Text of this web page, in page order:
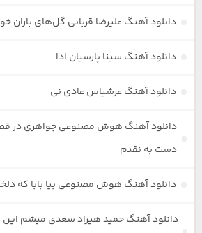
دانلود آهنگ علیرضا قربانی گل‌های باران
دانلود آهنگ سینا پارسیان ادا
دانلود آهنگ عرشیاس عادی نی
دانلود آهنگ هوش مصنوعی جواهری در قصر
دست به نقدم
دانلود آهنگ هوش مصنوعی بیا بابا که
دانلود آهنگ حمید هیراد سعدی میشم این